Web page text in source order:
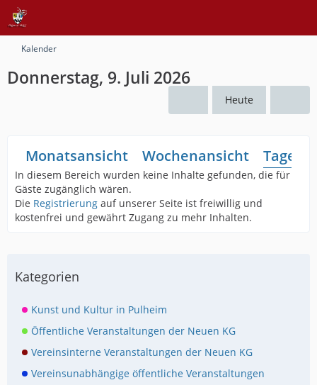
Kalender
Donnerstag, 9. Juli 2026
Heute
Monatsansicht Wochenansicht
In diesem Bereich wurden keine Inhalte gefunden, die für
Gäste zugänglich wären.
Die Registrierung auf unserer Seite ist freiwillig und
kostenfrei und gewährt Zugang zu mehr Inhalten.
Kategorien
Kunst und Kultur in Pulheim
Öffentliche Veranstaltungen der Neuen KG
Vereinsinterne Veranstaltungen der Neuen KG
Vereinsunabhängige öffentliche Veranstaltungen